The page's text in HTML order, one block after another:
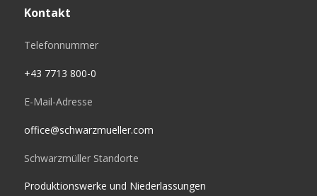
Kontakt
Telefonnummer
+43 7713 800-0
E-Mail-Adresse
office@schwarzmueller.com
Schwarzmüller Standorte
Produktionswerke und Niederlassungen